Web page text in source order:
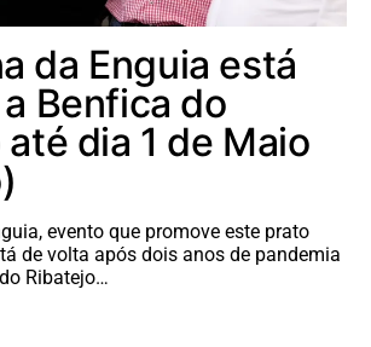
da Enguia está
Benfica do
dia 1 de Maio
evento que promove este prato
de volta após dois anos de pandemia
Ribatejo…